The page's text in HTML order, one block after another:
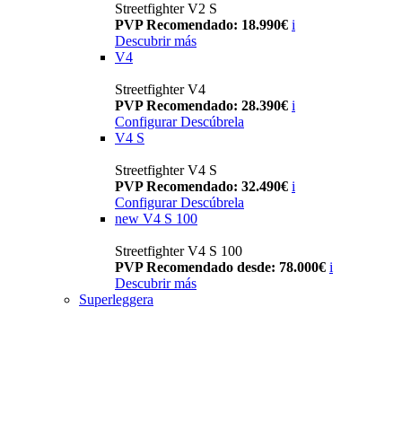
Streetfighter V2 S
PVP Recomendado: 18.990€ i
Descubrir más
V4
Streetfighter V4
PVP Recomendado: 28.390€ i
Configurar Descúbrela
V4 S
Streetfighter V4 S
PVP Recomendado: 32.490€ i
Configurar Descúbrela
new V4 S 100
Streetfighter V4 S 100
PVP Recomendado desde: 78.000€ i
Descubrir más
Superleggera